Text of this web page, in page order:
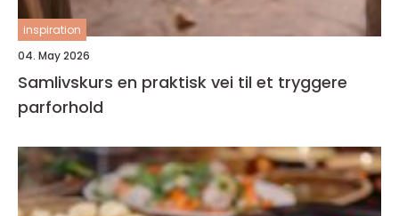
inspiration
04. May 2026
Samlivskurs en praktisk vei til et tryggere
parforhold